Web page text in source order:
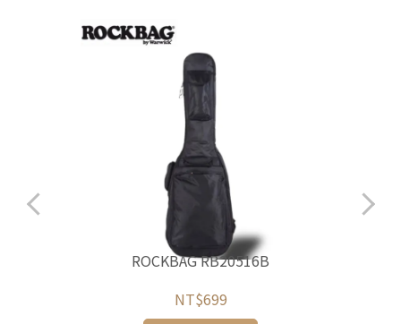
ROCKBAG RB20516B
NT$699